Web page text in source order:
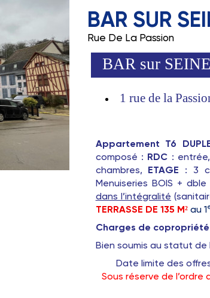
BAR SUR
Rue De La Passion
BAR sur
1 rue de la
Appartement T6
composé :
RDC : entrée,
chambres,
ETAGE : 3
Menuiseries BOIS +
dans l’intégralité
TERRASSE DE 135 M² au 1
Charges de
Bien soumis au statut
Date limite des
Sous réserve de l’ordre